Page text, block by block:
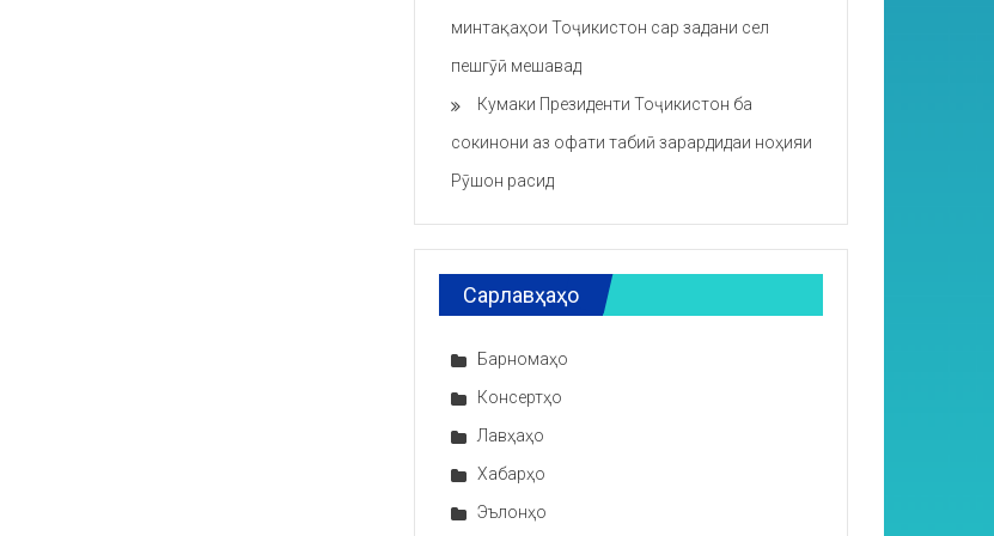
минтақаҳои Тоҷикистон сар задани сел
пешгӯӣ мешавад
Кумаки Президенти Тоҷикистон ба
сокинони аз офати табиӣ зарардидаи ноҳияи
Рӯшон расид
Сарлавҳаҳо
Барномаҳо
Консертҳо
Лавҳаҳо
Хабарҳо
Эълонҳо